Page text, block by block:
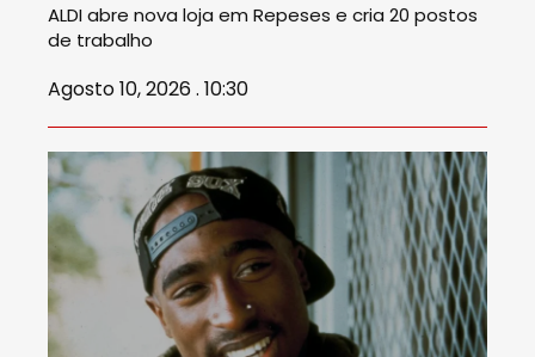
ALDI abre nova loja em Repeses e cria 20 postos
de trabalho
Agosto 10, 2026 . 10:30